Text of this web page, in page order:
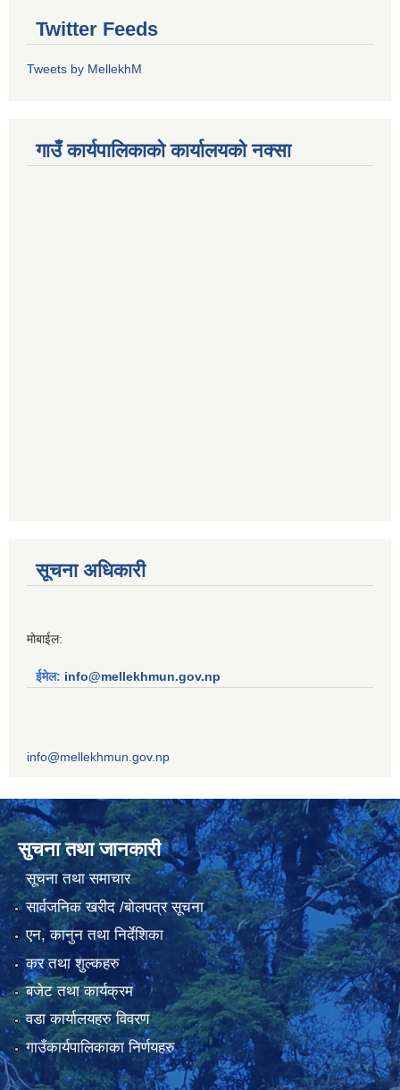
Twitter Feeds
Tweets by MellekhM
गाउँ कार्यपालिकाको कार्यालयको नक्सा
सूचना अधिकारी
मोबाईल:
ईमेल: info@mellekhmun.gov.np
info@mellekhmun.gov.np
सुचना तथा जानकारी
सूचना तथा समाचार
सार्वजनिक खरीद /बोलपत्र सूचना
एन, कानुन तथा निर्देशिका
कर तथा शुल्कहरु
बजेट तथा कार्यक्रम
वडा कार्यालयहरु विवरण
गाउँकार्यपालिकाका निर्णयहरु